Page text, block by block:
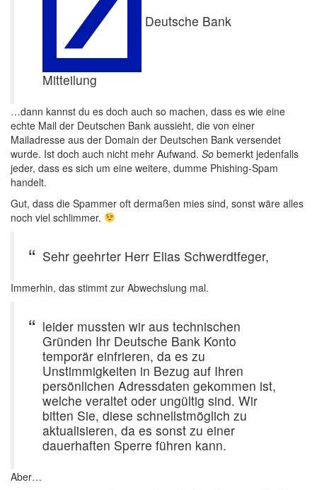
Deutsche Bank
Mitteilung
…dann kannst du es doch auch so machen, dass es wie eine
echte Mail der Deutschen Bank aussieht, die von einer
Mailadresse aus der Domain der Deutschen Bank versendet
wurde. Ist doch auch nicht mehr Aufwand. So bemerkt jedenfalls
jeder, dass es sich um eine weitere, dumme Phishing-Spam
handelt.
Gut, dass die Spammer oft dermaßen mies sind, sonst wäre alles
noch viel schlimmer.
Sehr geehrter Herr Elias Schwerdtfeger,
Immerhin, das stimmt zur Abwechslung mal.
leider mussten wir aus technischen
Gründen Ihr Deutsche Bank Konto
temporär einfrieren, da es zu
Unstimmigkeiten in Bezug auf Ihren
persönlichen Adressdaten gekommen ist,
welche veraltet oder ungültig sind. Wir
bitten Sie, diese schnellstmöglich zu
aktualisieren, da es sonst zu einer
dauerhaften Sperre führen kann.
Aber…